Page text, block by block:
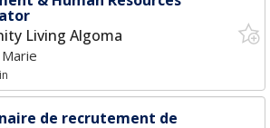
Living Algoma
de recrutement de